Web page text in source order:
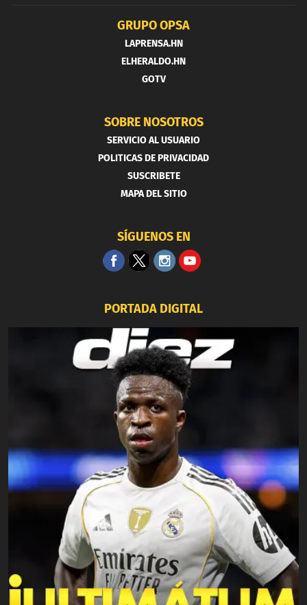
GRUPO OPSA
LAPRENSA.HN
ELHERALDO.HN
GOTV
SOBRE NOSOTROS
SERVICIO AL USUARIO
POLITICAS DE PRIVACIDAD
SUSCRIBETE
MAPA DEL SITIO
SÍGUENOS EN
PORTADA DIGITAL